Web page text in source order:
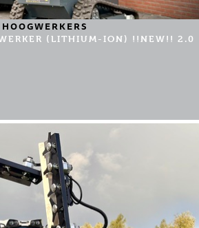
HOOGWERKERS
(LITHIUM-ION) !!NEW!! 2.0